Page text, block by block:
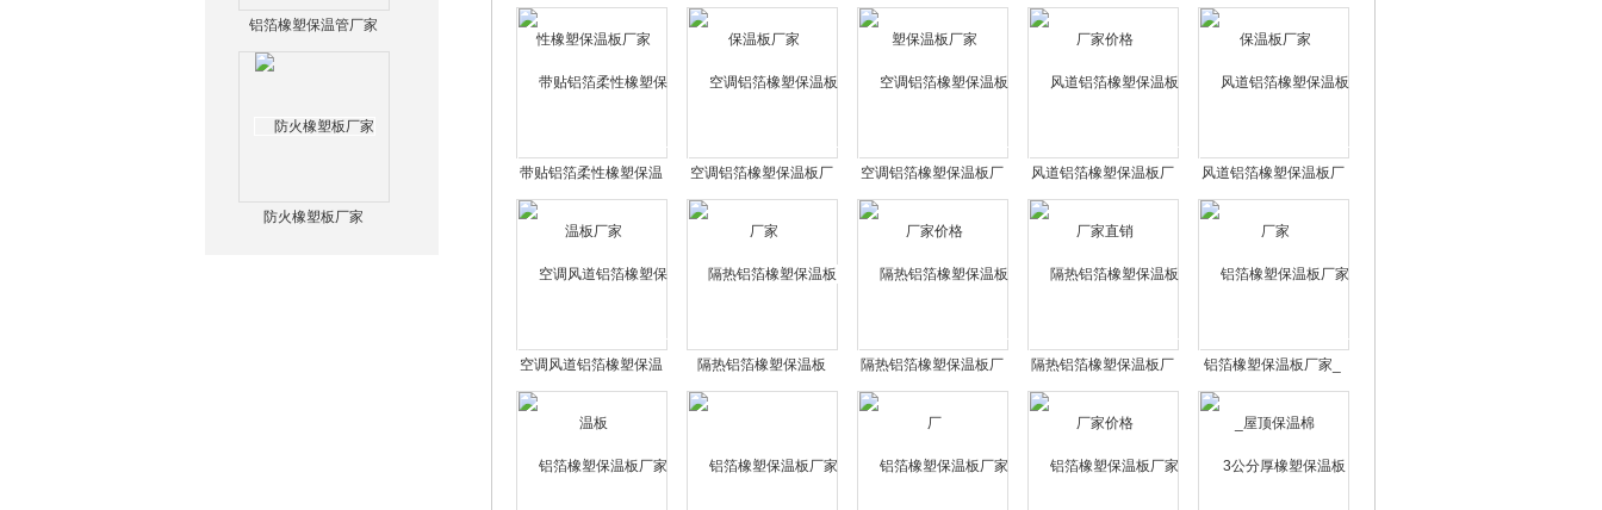
铝箔橡塑保温管厂家
防火橡塑板厂家
橡塑保温板厂家
温板厂家
保温板厂家
家价格
温板厂家
带贴铝箔柔性橡塑保温
板厂家
空调铝箔橡塑保温板厂
家
空调铝箔橡塑保温板厂
家价格
风道铝箔橡塑保温板厂
家直销
风道铝箔橡塑保温板厂
家
空调风道铝箔橡塑保温
板
隔热铝箔橡塑保温板 隔热铝箔橡塑保温板厂
隔热铝箔橡塑保温板厂
家价格
铝箔橡塑保温板厂家_
屋顶保温棉